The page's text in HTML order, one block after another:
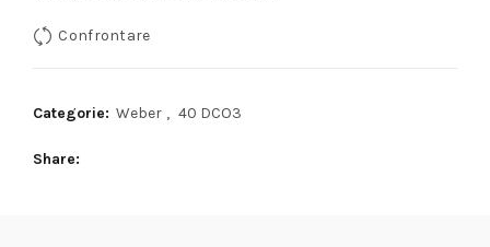
Confrontare
Categorie: Weber , 40 DCO3
Share